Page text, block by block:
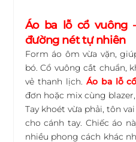
Áo ba lỗ cổ vuông
đường nét tự nhiên
Form áo ôm vừa vặn,
bó. Cổ vuông cắt chuẩn,
vẻ thanh lịch. Áo ba lỗ
đơn hoặc mix cùng
Tay khoét vừa phải, tôn
cho cánh tay. Chiếc áo
nhiều phong cách khác